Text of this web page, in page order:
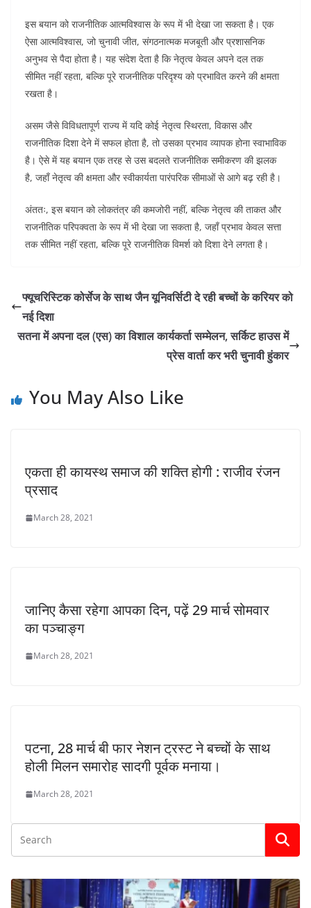
इस बयान को राजनीतिक आत्मविश्वास के रूप में भी देखा जा सकता है। एक
ऐसा आत्मविश्वास, जो चुनावी जीत, संगठनात्मक मजबूती और प्रशासनिक
अनुभव से पैदा होता है। यह संदेश देता है कि नेतृत्व केवल अपने दल तक
सीमित नहीं रहता, बल्कि पूरे राजनीतिक परिदृश्य को प्रभावित करने की क्षमता
रखता है।
असम जैसे विविधतापूर्ण राज्य में यदि कोई नेतृत्व स्थिरता, विकास और
राजनीतिक दिशा देने में सफल होता है, तो उसका प्रभाव व्यापक होना स्वाभाविक
है। ऐसे में यह बयान एक तरह से उस बदलते राजनीतिक समीकरण की झलक
है, जहाँ नेतृत्व की क्षमता और स्वीकार्यता पारंपरिक सीमाओं से आगे बढ़ रही है।
अंततः, इस बयान को लोकतंत्र की कमजोरी नहीं, बल्कि नेतृत्व की ताकत और
राजनीतिक परिपक्वता के रूप में भी देखा जा सकता है, जहाँ प्रभाव केवल सत्ता
तक सीमित नहीं रहता, बल्कि पूरे राजनीतिक विमर्श को दिशा देने लगता है।
फ्यूचरिस्टिक कोर्सेज के साथ जैन यूनिवर्सिटी दे रही बच्चों के करियर को
नई दिशा
सतना में अपना दल (एस) का विशाल कार्यकर्ता सम्मेलन, सर्किट हाउस में
प्रेस वार्ता कर भरी चुनावी हुंकार
You May Also Like
एकता ही कायस्थ समाज की शक्ति होगी : राजीव रंजन
प्रसाद
March 28, 2021
जानिए कैसा रहेगा आपका दिन, पढ़ें 29 मार्च सोमवार
का पञ्चाङ्ग
March 28, 2021
पटना, 28 मार्च बी फार नेशन ट्रस्ट ने बच्चों के साथ
होली मिलन समारोह सादगी पूर्वक मनाया।
March 28, 2021